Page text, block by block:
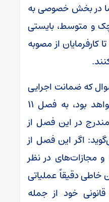
در بخش خصوصی به
و متوسط، بایستی
از مصوبه
که ضمانت اجرایی
کاهش ساعت کار چه خواهد بود، به فصل ۱۱
در این فصل از
اگر این فصل از
و مجازات‌های در نظر
خاطی دقیقاً عملیاتی
خود از جمله